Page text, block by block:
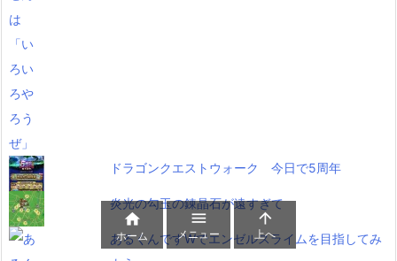
ドラゴンクエストウォーク 今日で5周年
炎光の勾玉の錬晶石が遠すぎて
あるくんですWでエンゼルスライムを目指してみ

ホーム

メニュー

上へ